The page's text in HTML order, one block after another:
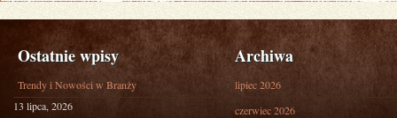
Ostatnie wpisy
Trendy i Nowości w Branży
13 lipca, 2026
Archiwa
lipiec 2026
czerwiec 2026